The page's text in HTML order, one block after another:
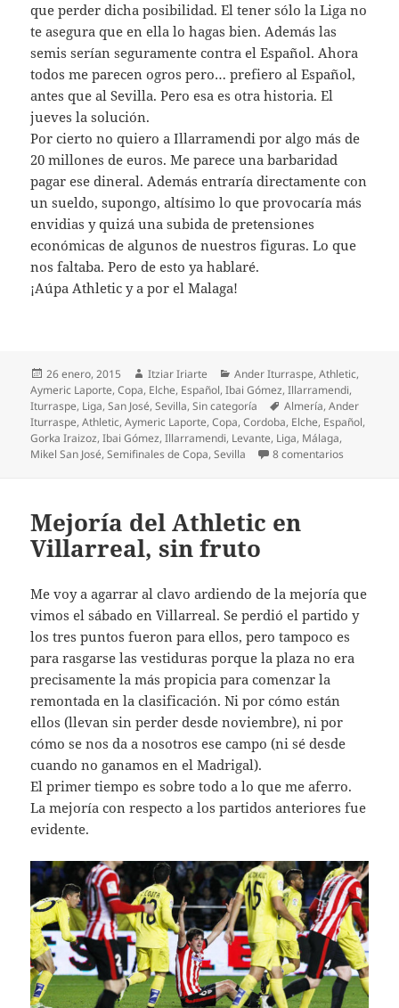
que perder dicha posibilidad. El tener sólo la Liga no
te asegura que en ella lo hagas bien. Además las
semis serían seguramente contra el Español. Ahora
todos me parecen ogros pero… prefiero al Español,
antes que al Sevilla. Pero esa es otra historia. El
jueves la solución.
Por cierto no quiero a Illarramendi por algo más de
20 millones de euros. Me parece una barbaridad
pagar ese dineral. Además entraría directamente con
un sueldo, supongo, altísimo lo que provocaría más
envidias y quizá una subida de pretensiones
económicas de algunos de nuestros figuras. Lo que
nos faltaba. Pero de esto ya hablaré.
¡Aúpa Athletic y a por el Malaga!
Publicado
el
26 enero, 2015 Autor
Itziar Iriarte Categorías
Ander Iturraspe,Athletic,
Aymeric Laporte,Copa, Elche, Español,Ibai Gómez,Illarramendi,
Iturraspe, Liga,San José,Sevilla,Sin categoría Etiquetas
Almería,Ander
Iturraspe,Athletic,Aymeric Laporte,Copa,Cordoba, Elche, Español,
Gorka Iraizoz,Ibai Gómez,Illarramendi, Levante, Liga, Málaga,
Mikel San José,Semifinales de Copa,Sevilla 8 comentarios
Mejoría del Athletic en
Villarreal, sin fruto
Me voy a agarrar al clavo ardiendo de la mejoría que
vimos el sábado en Villarreal. Se perdió el partido y
los tres puntos fueron para ellos, pero tampoco es
para rasgarse las vestiduras porque la plaza no era
precisamente la más propicia para comenzar la
remontada en la clasificación. Ni por cómo están
ellos (llevan sin perder desde noviembre), ni por
cómo se nos da a nosotros ese campo (ni sé desde
cuando no ganamos en el Madrigal).
El primer tiempo es sobre todo a lo que me aferro.
La mejoría con respecto a los partidos anteriores fue
evidente.